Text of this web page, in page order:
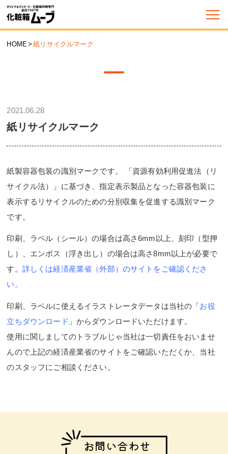
HOME> 紙リサイクルマーク
2021.06.28
紙リサイクルマーク
紙製容器包装の識別マークです。 「資源有効利用促進法（リ
サイクル法）」に基づき、指定表示製品となった容器包装に
表示するリサイクルのための分別収集を促進する識別マーク
です。
印刷、ラベル（シール）の場合は高さ6mm以上、刻印（型押
し）、エンボス（浮き出し）の場合は高さ8mm以上が必要で
す。 詳しくは経済産業省（外部）のサイトをご確認くださ
い。
印刷、ラベルに使えるイラストレータデータは当社の「お役
立ちダウンロード 」からダウンロードいただけます。
使用に関しましてのトラブルじゃ当社は一切責任をおいませ
んので上記の経済産業省のサイトをご確認いただくか、当社
のスタッフにご相談ください。
お問い合わせ